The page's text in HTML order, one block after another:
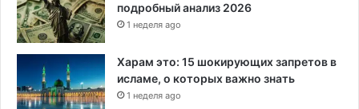
подробный анализ 2026
1 неделя ago
Харам это: 15 шокирующих запретов в
исламе, о которых важно знать
1 неделя ago